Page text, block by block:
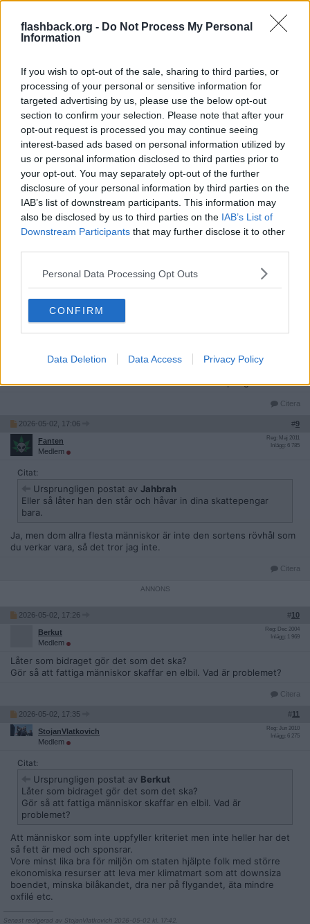
flashback.org - Do Not Process My Personal
Information
If you wish to opt-out of the sale, sharing to third parties, or
processing of your personal or sensitive information for
targeted advertising by us, please use the below opt-out
section to confirm your selection. Please note that after your
opt-out request is processed you may continue seeing
interest-based ads based on personal information utilized by
us or personal information disclosed to third parties prior to
your opt-out. You may separately opt-out of the further
disclosure of your personal information by third parties on the
IAB’s list of downstream participants. This information may
also be disclosed by us to third parties on the IAB’s List of
Downstream Participants that may further disclose it to other
Personal Data Processing Opt Outs
CONFIRM
Data Deletion Data Access Privacy Policy
Har mina skattepengar gått till en bil åt Robin istället för
sjukvård?
Robins bilval har minskat behovet av sjukvård.
Hade han satsat på avgasbil hade sjukvårdsbehovet ökat.
Citera
EttTillKonto2
Medlem
Inlägg: 4 530
Ännu ett misslyckande från Tidölaget.
Naturligtvis borde man
ha begränsat premien så att den bara skulle täcka upp till X% av
köpeskillingen. Jävla amatörer alltså.
Jahbrah
Medlem
Reg: Dec 2012
Ursprungligen postat av
Ja jo. Men så måste han köra en Zoe från 2014 med kasst
Eller så låter han den står och håvar in dina skattepengar bara.
Citera
2026-05-02, 17:06 #9
Fanten
Medlem
Reg: Maj 2011
Inlägg: 6 785
Citat:
Ursprungligen postat av Jahbrah
Eller så låter han den står och håvar in dina skattepengar
bara.
Ja, men dom allra flesta människor är inte den sortens rövhål som
du verkar vara, så det tror jag inte.
Citera
2026-05-02, 17:26 #10
Berkut
Medlem
Reg: Dec 2004
Inlägg: 1 969
Låter som bidraget gör det som det ska?
Gör så att fattiga människor skaffar en elbil. Vad är problemet?
Citera
2026-05-02, 17:35 #11
StojanVlatkovich
Medlem
Reg: Jun 2010
Inlägg: 6 275
Citat:
Ursprungligen postat av Berkut
Låter som bidraget gör det som det ska?
Gör så att fattiga människor skaffar en elbil. Vad är
problemet?
Att människor som inte uppfyller kriteriet men inte heller har det
så fett är med och sponsrar.
Vore minst lika bra för miljön om staten hjälpte folk med större
ekonomiska resurser att leva mer klimatmart som att downsiza
boendet, minska bilåkandet, dra ner på flygandet, äta mindre
oxfilé etc.
Senast redigerad av StojanVlatkovich 2026-05-02 kl. 17:42.